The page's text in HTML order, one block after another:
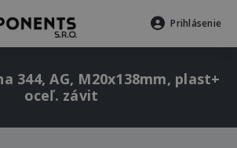
Prihlásenie
344, AG, M20x138mm, plast+
oceľ. závit